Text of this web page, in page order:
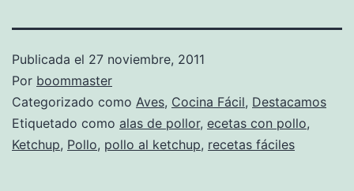
Publicada el 27 noviembre, 2011
Por boommaster
Categorizado como Aves, Cocina Fácil, Destacamos
Etiquetado como alas de pollor, ecetas con pollo,
Ketchup, Pollo, pollo al ketchup, recetas fáciles